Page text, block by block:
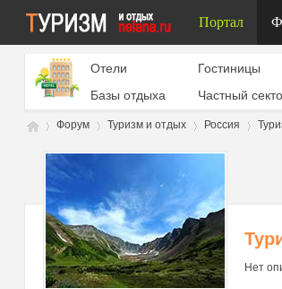
Портал
Отели
Гостиницы
Базы отдыха
Частный
Ту »
Форум
›
Туризм и отдых Россия
›
Нет